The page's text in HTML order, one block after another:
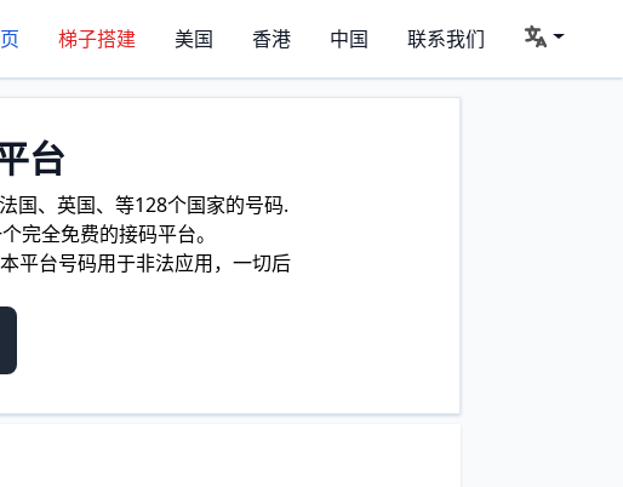
梯子搭建 美国 香港 中国 联系我们
台
国、英国、等128个国家的号码.
完全免费的接码平台。
平台号码用于非法应用，一切后